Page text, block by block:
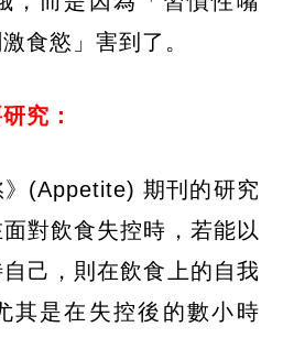
食慾」害到了。
究：
(Appetite) 期刊的研究
對飲食失控時，若能以
己，則在飲食上的自我
其是在失控後的數小時